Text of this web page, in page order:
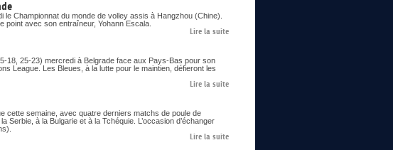
Championnat du monde de volley assis à Hangzhou (Chine).
avec son entraîneur, Yohann Escala.
Lire la suite
18, 25-23) mercredi à Belgrade face aux Pays-Bas pour son
League. Les Bleues, à la lutte pour le maintien, défieront les
Lire la suite
cette semaine, avec quatre derniers matchs de poule de
à la Bulgarie et à la Tchéquie. L’occasion d’échanger
Lire la suite